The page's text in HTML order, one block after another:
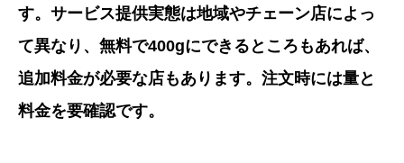
す。サービス提供実態は地域やチェーン店によっ
て異なり、無料で400gにできるところもあれば、
追加料金が必要な店もあります。注文時には量と
料金を要確認です。